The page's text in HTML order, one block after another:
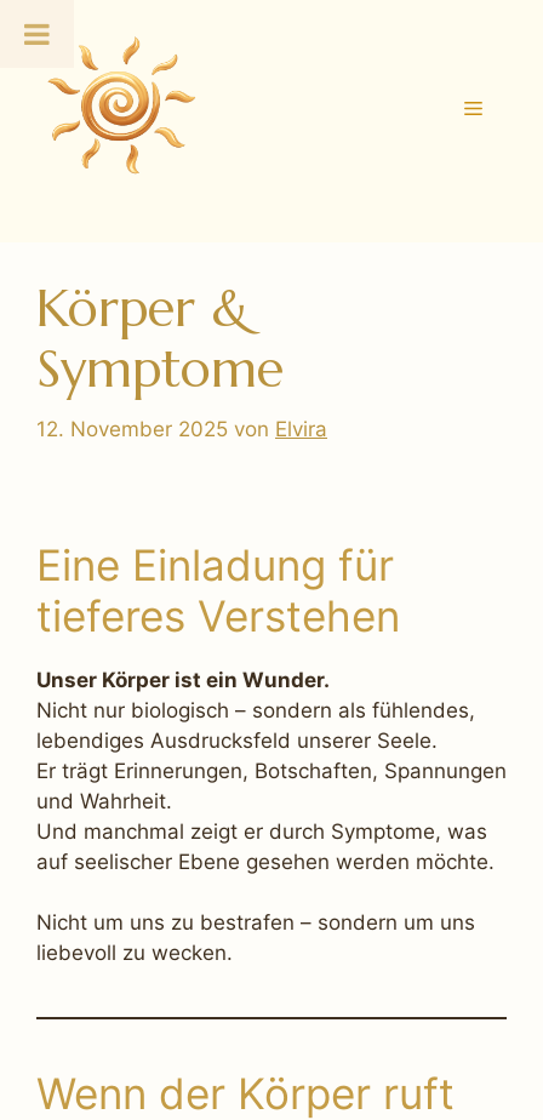
Inhalt
springen
Menü
Körper &
Symptome
12. November 2025 von Elvira
Eine Einladung für
tieferes Verstehen
Unser Körper ist ein Wunder.
Nicht nur biologisch – sondern als fühlendes,
lebendiges Ausdrucksfeld unserer Seele.
Er trägt Erinnerungen, Botschaften, Spannungen
und Wahrheit.
Und manchmal zeigt er durch Symptome, was
auf seelischer Ebene gesehen werden möchte.
Nicht um uns zu bestrafen – sondern um uns
liebevoll zu wecken.
Wenn der Körper ruft